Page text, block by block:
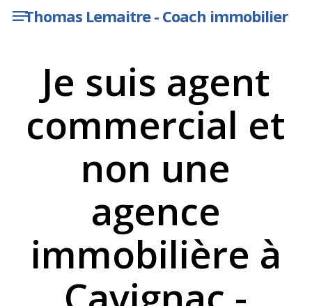
Skip Thomas Lemaitre - Coach immobilier
Menu
Je suis agent
commercial et
non une
agence
immobilière à